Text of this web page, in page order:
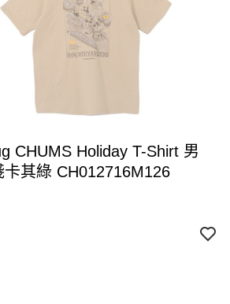
CHUMS Holiday T-Shirt 男
卡其綠 CH012716M126